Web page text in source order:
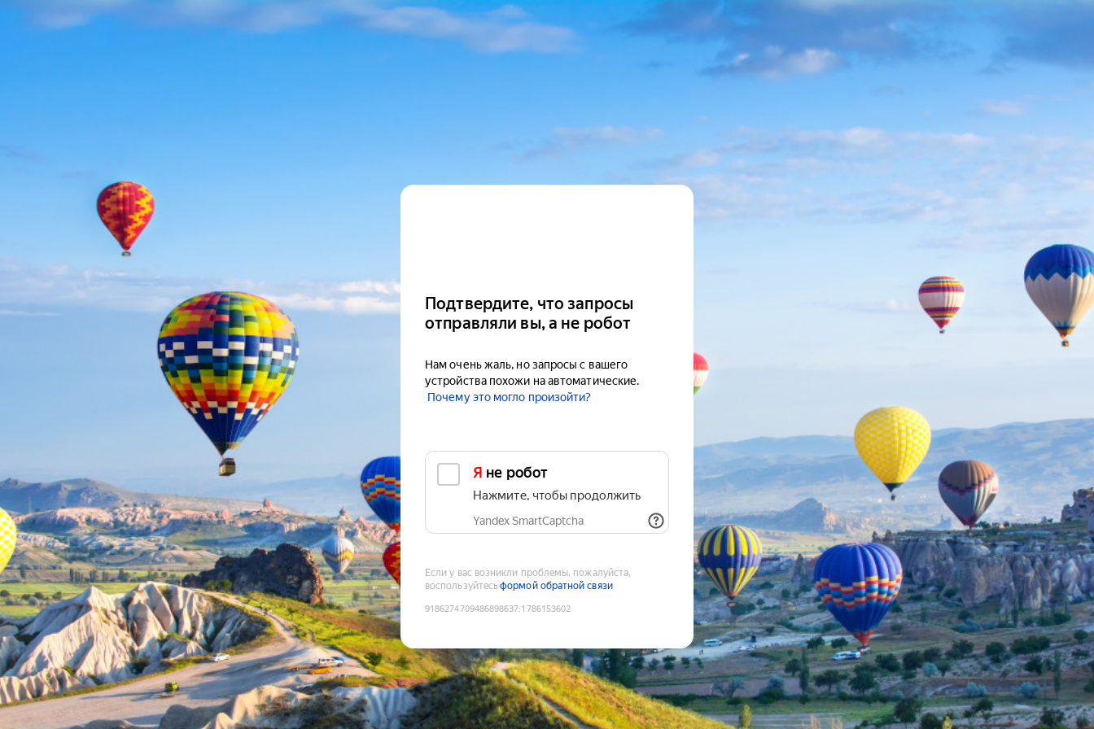
Подтвердите, что запросы
отправляли вы, а не робот
Нам очень жаль, но запросы с вашего
устройства похожи на автоматические.
Почему это могло произойти?
Я не робот
Нажмите, чтобы продолжить
Yandex SmartCaptcha
Если у вас возникли проблемы, пожалуйста,
воспользуйтесьформой обратной связи
9186274709486898637:1786153602